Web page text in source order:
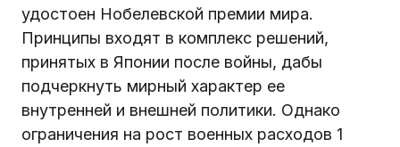
удостоен Нобелевской премии мира.
Принципы входят в комплекс решений,
принятых в Японии после войны, дабы
подчеркнуть мирный характер ее
внутренней и внешней политики. Однако
ограничения на рост военных расходов 1